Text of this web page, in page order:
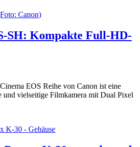
SH: Kompakte Full-HD-
EOS Reihe von Canon ist eine
und vielseitige Filmkamera mit Dual Pixel